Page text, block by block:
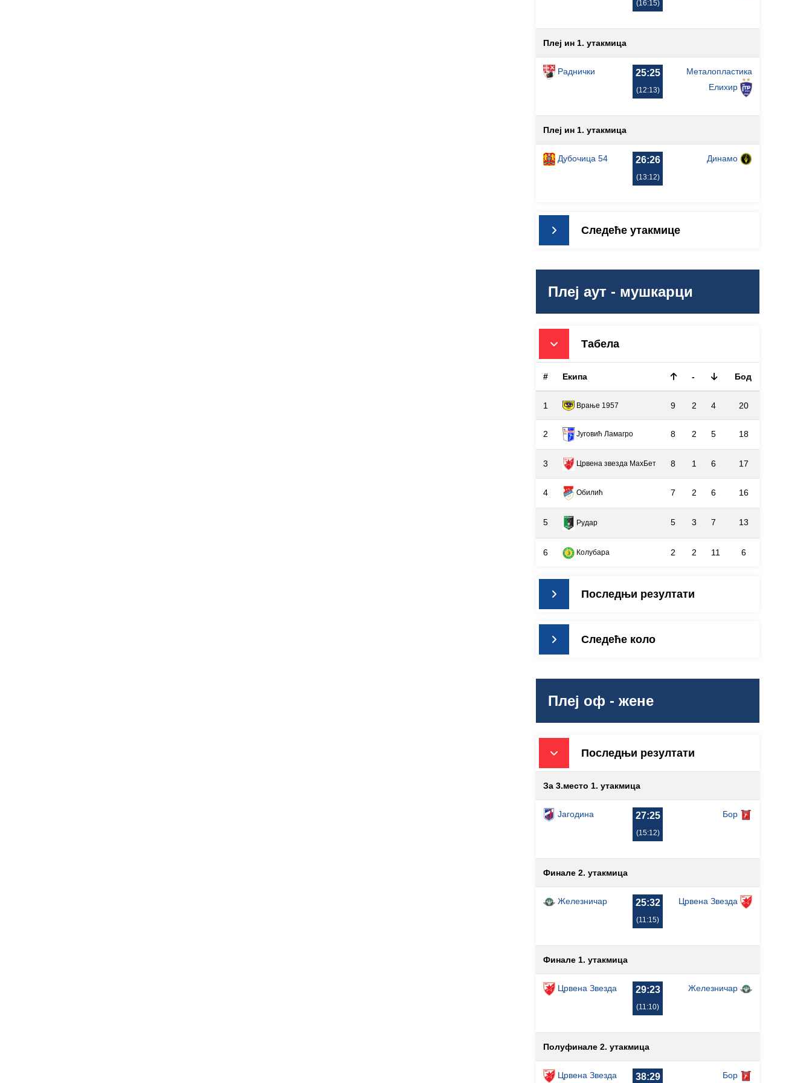
(16:15)
Плеј ин 1. утакмица
Раднички 25:25
(12:13)
Металопластика
Елиxир
Плеј ин 1. утакмица
Дубочица 54 26:26
(13:12)
Динамо
Следеће утакмице
Плеј аут - мушкарци
Табела
# Екипа - Бод
1 Врање 1957 9 2 4 20
2 Југовић Ламагро 8 2 5 18
3 Црвена звезда МаxБет 8 1 6 17
4 Обилић 7 2 6 16
5 Рудар 5 3 7 13
6 Колубара 2 2 11 6
Последњи резултати
Следеће коло
Плеј оф - жене
Последњи резултати
За 3.место 1. утакмица
Јагодина 27:25
(15:12)
Бор
Финале 2. утакмица
Железничар 25:32
(11:15)
Црвена Звезда
Финале 1. утакмица
Црвена Звезда 29:23
(11:10)
Железничар
Полуфинале 2. утакмица
Црвена Звезда 38:29 Бор